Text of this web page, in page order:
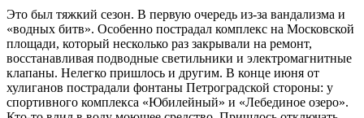
Это был тяжкий сезон. В первую очередь из-за вандализма и
«водных битв». Особенно пострадал комплекс на Московской
площади, который несколько раз закрывали на ремонт,
восстанавливая подводные светильники и электромагнитные
клапаны. Нелегко пришлось и другим. В конце июня от
хулиганов пострадали фонтаны Петроградской стороны: у
спортивного комплекса «Юбилейный» и «Лебединое озеро».